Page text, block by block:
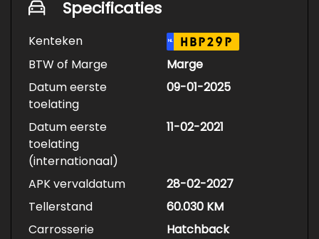
Specificaties
Kenteken NL HBP29P
BTW of Marge
Marge
Datum eerste
toelating
09-01-2025
Datum eerste
toelating
(internationaal)
11-02-2021
APK vervaldatum
28-02-2027
Tellerstand
60.030 KM
Carrosserie
Hatchback